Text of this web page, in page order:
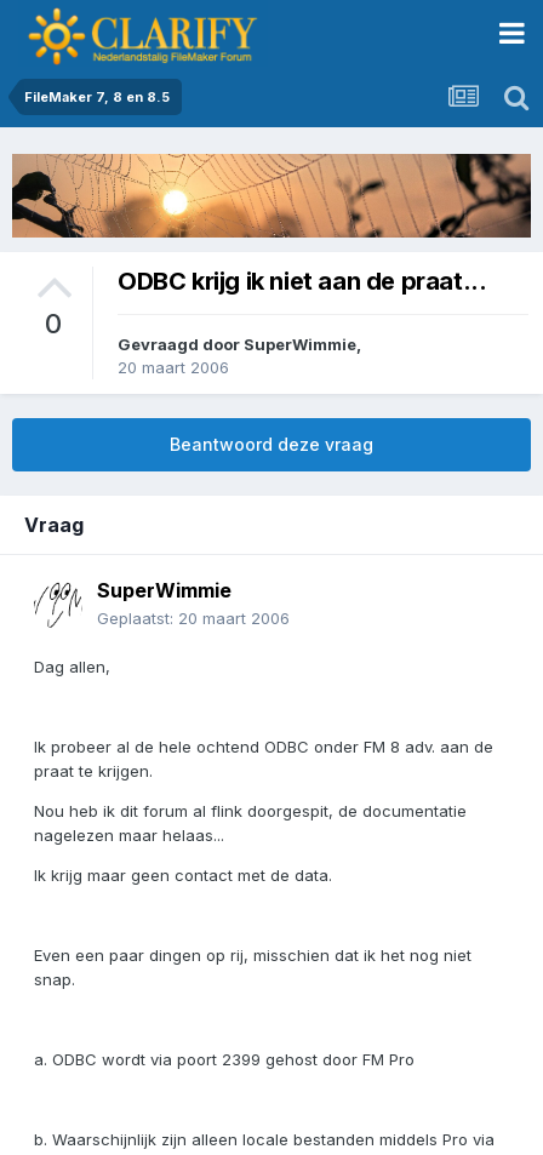
FileMaker 7, 8 en 8.5
0
ODBC krijg ik niet aan de praat...
Gevraagd door SuperWimmie
20 maart 2006
Beantwoord deze vraag
Vraag
SuperWimmie
Geplaatst: 20 maart 2006
Dag allen,
Ik probeer al de hele ochtend ODBC onder FM 8 adv. aan de
praat te krijgen.
Nou heb ik dit forum al flink doorgespit, de documentatie
nagelezen maar helaas...
Ik krijg maar geen contact met de data.
Even een paar dingen op rij, misschien dat ik het nog niet
snap.
a. ODBC wordt via poort 2399 gehost door FM Pro
b. Waarschijnlijk zijn alleen locale bestanden middels Pro via